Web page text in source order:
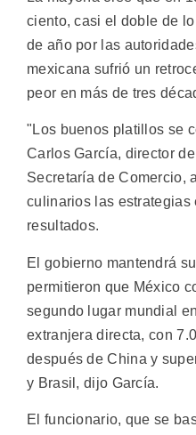
ciento, casi el doble de
de año por las
mexicana sufrió un
peor en más de tres
"Los buenos platillos se
Carlos García, director
Secretaría de Comercio,
culinarios las
resultados.
El gobierno mantendrá
permitieron que México
segundo lugar mundial
extranjera directa, con
después de China y
y Brasil, dijo García.
El funcionario, que se